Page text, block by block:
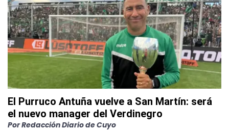
El Purruco Antuña vuelve a San Martín: será
el nuevo manager del Verdinegro
PorRedacción Diario de Cuyo